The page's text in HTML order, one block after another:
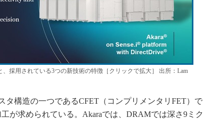
、採用されている3つの新技術の特徴［クリックで拡大］ 出所：Lam
構造の一つであるCFET（コンプリメンタリFET）で
が求められている。Akaraでは、DRAMでは深さ9ミク